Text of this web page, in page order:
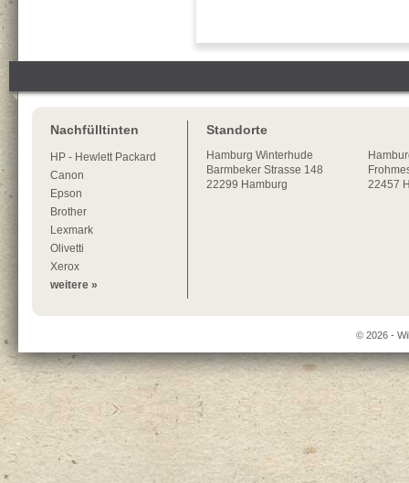
Nachfülltinten
HP - Hewlett Packard
Canon
Epson
Brother
Lexmark
Olivetti
Xerox
weitere »
Standorte
Hamburg Winterhude
Barmbeker Strasse 148
22299 Hamburg
22457
© 2026 -